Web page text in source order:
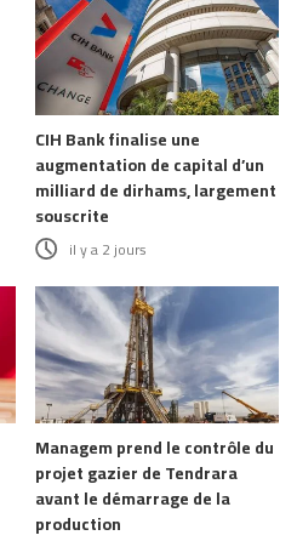
CIH Bank finalise une
augmentation de capital d’un
milliard de dirhams, largement
souscrite
il y a 2 jours
Managem prend le contrôle du
projet gazier de Tendrara
avant le démarrage de la
production